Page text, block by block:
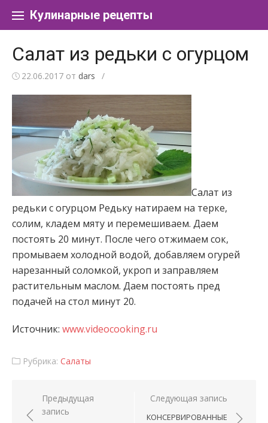
Кулинарные рецепты
Салат из редьки с огурцом
22.06.2017 от dars /
Салат из
редьки с огурцом Редьку натираем на терке,
солим, кладем мяту и перемешиваем. Даем
постоять 20 минут. После чего отжимаем сок,
промываем холодной водой, добавляем огурей
нарезанный соломкой, укроп и заправляем
растительным маслом. Даем постоять пред
подачей на стол минут 20.
Источник: www.videocooking.ru
Рубрика: Салаты
Навигация по записям
Предыдущая
запись
Следующая запись
КОНСЕРВИРОВАННЫЕ